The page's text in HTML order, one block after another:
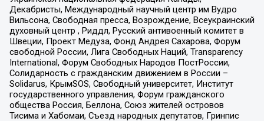
Декабристы, Международный научный центр им Вудро
Вильсона, Свободная пресса, Возрождение, Всеукраинский
духовный центр , Риддл, Русский антивоенный комитет в
Швеции, Проект Медуза, Фонд Андрея Сахарова, Форум
свободной России, Лига Свободных Наций, Transparеncy
International, Форум Свободных Народов ПостРоссии,
Солидарность с гражданским движением в России –
Solidarus, КрымSOS, Свободный университет, Институт
государственного управления, Форум гражданского
общества Россия, Беллона, Союз жителей островов
Тисима и Хабомаи, Съезд народных депутатов, Гринпис